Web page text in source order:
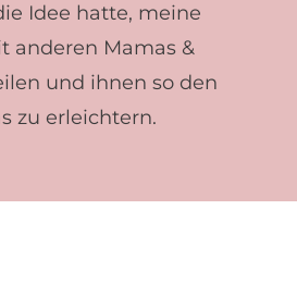
Idee hatte, meine
anderen Mamas &
und ihnen so den
zu erleichtern.